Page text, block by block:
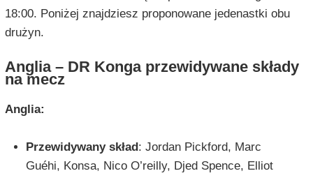
18:00. Poniżej znajdziesz proponowane jedenastki obu
drużyn.
Anglia – DR Konga przewidywane składy
na mecz
Anglia:
Przewidywany skład : Jordan Pickford, Marc
Guéhi, Konsa, Nico O’reilly, Djed Spence, Elliot